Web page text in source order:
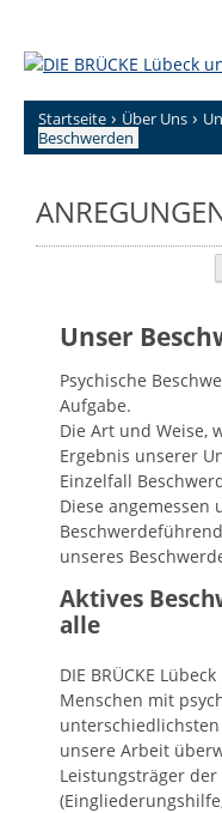
springen
Startseite › Über Uns ›
Beschwerden
Unser
Psychische
Aufgabe.
Die Art und Weise,
Ergebnis unserer
Einzelfall
Diese
unseres
Aktives
alle
DIE BRÜCKE
Menschen mit
unsere Arbeit
Leistungsträger der